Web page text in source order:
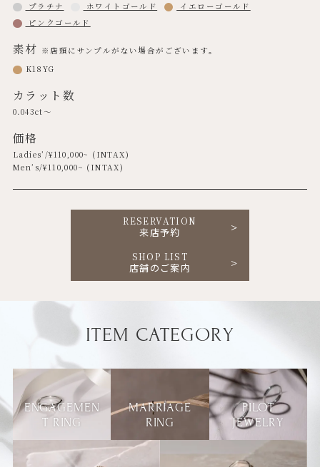
プラチナ ホワイトゴールド
イエローゴールド
ピンクゴールド
素材 ※店頭にサンプルがない場合がございます。
K18YG
カラット数
0.043ct～
価格
Ladies’/¥110,000~ (INTAX)
Men’s/¥110,000~ (INTAX)
RESERVATION
来店予約
SHOP LIST
店舗のご案内
ITEM CATEGORY
ENGAGEMEN
T RING
MARRIAGE
RING
PILOT
JEWELRY